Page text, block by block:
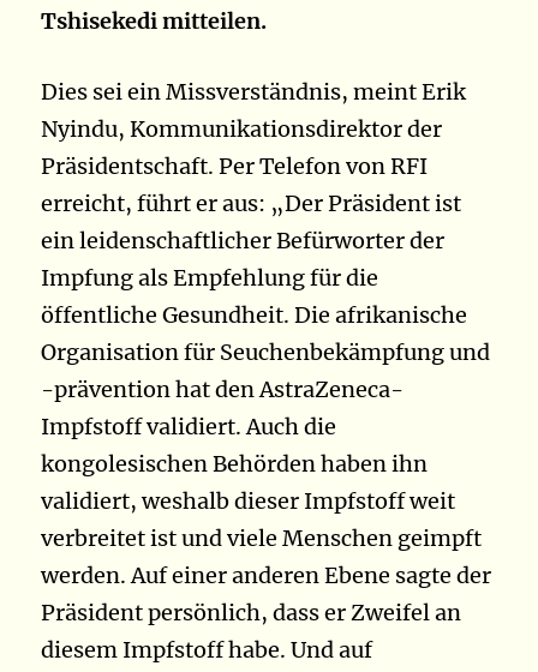
Tshisekedi mitteilen.
Dies sei ein Missverständnis, meint Erik
Nyindu, Kommunikationsdirektor der
Präsidentschaft. Per Telefon von RFI
erreicht, führt er aus: „Der Präsident ist
ein leidenschaftlicher Befürworter der
Impfung als Empfehlung für die
öffentliche Gesundheit. Die afrikanische
Organisation für Seuchenbekämpfung und
-prävention hat den AstraZeneca-
Impfstoff validiert. Auch die
kongolesischen Behörden haben ihn
validiert, weshalb dieser Impfstoff weit
verbreitet ist und viele Menschen geimpft
werden. Auf einer anderen Ebene sagte der
Präsident persönlich, dass er Zweifel an
diesem Impfstoff habe. Und auf